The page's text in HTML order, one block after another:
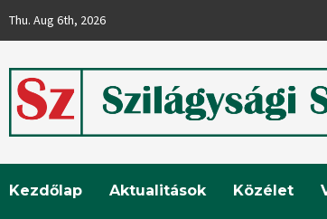
Thu. Aug 6th, 2026
Kezdőlap Aktualitások Közélet